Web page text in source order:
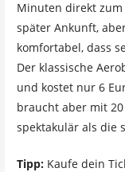
Minuten direkt zum
später Ankunft,
komfortabel, dass
Der klassische
und kostet nur 6
braucht aber mit
spektakulär als die
Tipp:Kaufe dein